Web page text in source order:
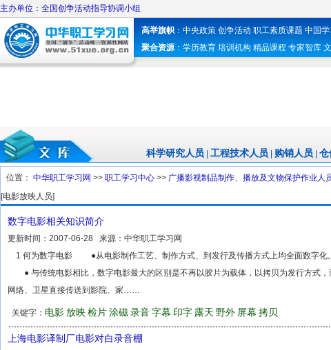
主办单位：全国创争活动指导协调小组
高举旗帜 ： 中央政策 创争活动 职工素质课题 中国
聚合资源： 学历教育 培训机构 精品课程 专家智库
科学研究人员 工程技术人员 购销人员 仓
位置： 中华职工学习网 >> 职工学习中心 >> 广播影视制品制作、播放及文物保护作业人
[电影放映人员]
数字电影相关知识简介
更新时间： 2007-06-28 来源： 中华职工学习网
1 何为数字电影 ●从电影制作工艺、制作方式、到发行及传播方式上均全面数字化
● 与传统电影相比，数字电影最大的区别是不再以胶片为载体，以拷贝为发行方式，
网络、卫星直接传送到影院、家……
关键字： 电影放映检片涂磁录音字幕 印字 露天 野外 屏幕 拷贝
上海电影译制厂电影对白录音棚